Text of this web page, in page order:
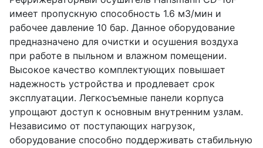
имеет пропускную способность 1.6 м3/мин и
рабочее давление 10 бар. Данное оборудование
предназначено для очистки и осушения воздуха
при работе в пыльном и влажном помещении.
Высокое качество комплектующих повышает
надежность устройства и продлевает срок
эксплуатации. Легкосъемные панели корпуса
упрощают доступ к основным внутренним узлам.
Независимо от поступающих нагрузок,
оборудование способно поддерживать стабильную